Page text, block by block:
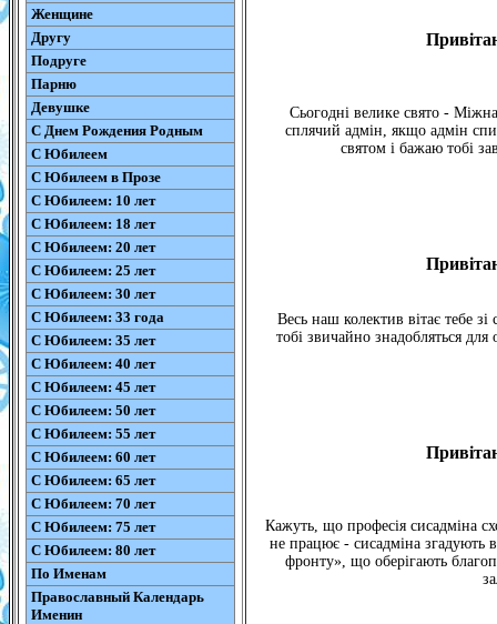
Женщине
Другу
Подруге
Парню
Девушке
С Днем Рождения Родным
С Юбилеем
С Юбилеем в Прозе
С Юбилеем: 10 лет
С Юбилеем: 18 лет
С Юбилеем: 20 лет
С Юбилеем: 25 лет
С Юбилеем: 30 лет
С Юбилеем: 33 года
С Юбилеем: 35 лет
С Юбилеем: 40 лет
С Юбилеем: 45 лет
С Юбилеем: 50 лет
С Юбилеем: 55 лет
С Юбилеем: 60 лет
С Юбилеем: 65 лет
С Юбилеем: 70 лет
С Юбилеем: 75 лет
С Юбилеем: 80 лет
По Именам
Православный Календарь
Именин
Сьогодні велике свято -
сплячий адмін, якщо адмін
святом і бажаю тобі
Весь наш колектив вітає тебе
тобі звичайно знадобляться для
Кажуть, що професія сисадміна
не працює - сисадміна згадують
фронту», що оберігають